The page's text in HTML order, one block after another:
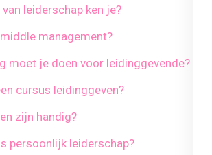
leiderschap ken je?
management?
moet je doen voor leidinggevende?
cursus leidinggeven?
zijn handig?
persoonlijk leiderschap?